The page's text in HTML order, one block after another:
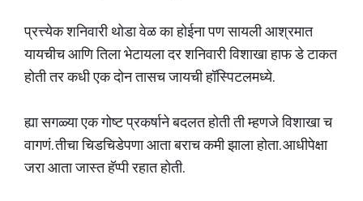
प्रत्त्येक शनिवारी थोडा वेळ का होईना पण सायली आश्रमात
यायचीच आणि तिला भेटायला दर शनिवारी विशाखा हाफ डे टाकत
होती तर कधी एक दोन तासच जायची हॉस्पिटलमध्ये.
ह्या सगळ्या एक गोष्ट प्रकर्षाने बदलत होती ती म्हणजे विशाखा च
वागणं. तीचा चिडचिडेपणा आता बराच कमी झाला होता. आधीपेक्षा
जरा आता जास्त हॅप्पी रहात होती.